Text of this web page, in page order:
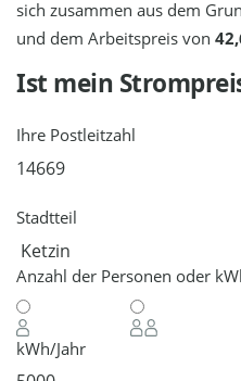
sich zusammen aus dem
und dem Arbeitspreis von
Ist mein
Ihre Postleitzahl
Stadtteil
Anzahl der Personen oder
kWh/Jahr